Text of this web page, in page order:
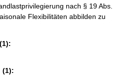
nach § 19 Abs.
Flexibilitäten abbilden zu
(1):